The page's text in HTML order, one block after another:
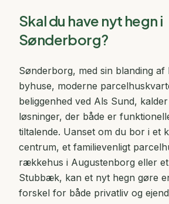
Skal du have nyt hegn i
Sønderborg?
Sønderborg, med sin blanding af
byhuse, moderne
beliggenhed ved Als Sund,
løsninger, der både er
tiltalende. Uanset om du bor i et
centrum, et familievenligt
rækkehus i Augustenborg eller
Stubbæk, kan et nyt hegn gøre
forskel for både privatliv og